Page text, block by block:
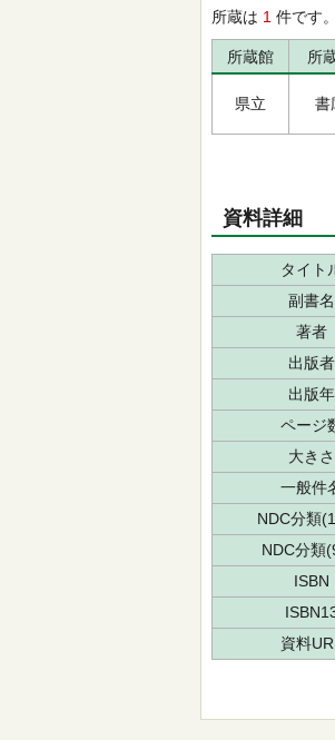
所蔵は 1 件です
所蔵館 所
県立 書
資料詳細
タイト
副書名
著者
出版者
出版年
ページ
大きさ
一般件
NDC分類
NDC分類
ISBN
資料